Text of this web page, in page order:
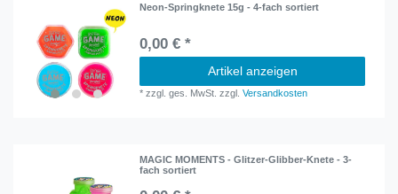
Neon-Springknete 15g - 4-fach sortiert
0,00 € *
Artikel anzeigen
*zzgl. ges. MwSt. zzgl.Versandkosten
MAGIC MOMENTS - Glitzer-Glibber-Knete - 3-
fach sortiert